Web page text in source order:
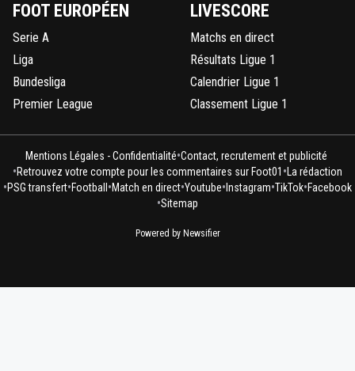
FOOT EUROPÉEN
Serie A
Liga
Bundesliga
Premier League
LIVESCORE
Matchs en direct
Résultats Ligue 1
Calendrier Ligue 1
Classement Ligue 1
Mentions Légales - Confidentialité•Contact, recrutement et publicité
•Retrouvez votre compte pour les commentaires sur Foot01 • La rédaction
•PSG transfert•Football •Match en direct•Youtube• Instagram•TikTok•Facebook
•Sitemap
Powered by Newsifier